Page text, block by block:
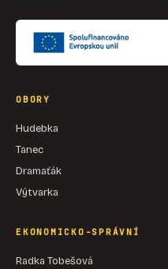
OBORY
Hudebka
Tanec
Dramaťák
Výtvarka
EKONOMICKO-SPRÁVNÍ
Radka Tobešová